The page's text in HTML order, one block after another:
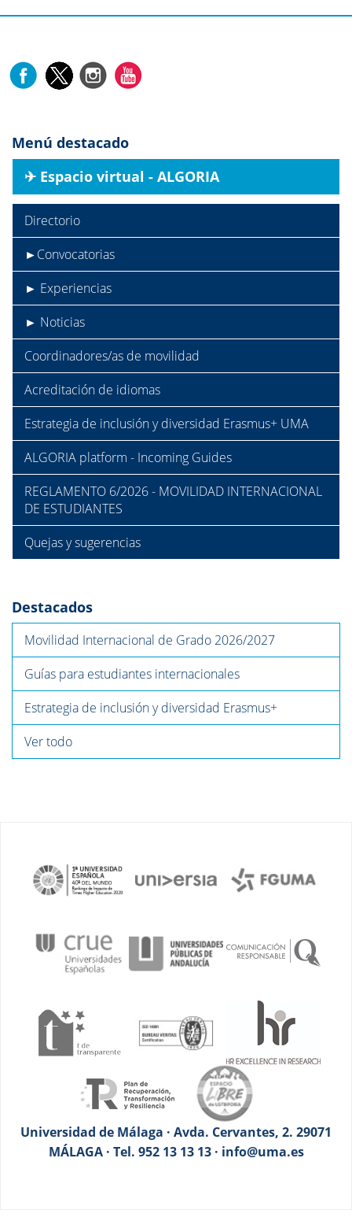
Menú destacado
✈︎ Espacio virtual - ALGORIA
Directorio
►Convocatorias
► Experiencias
► Noticias
Coordinadores/as de movilidad
Acreditación de idiomas
Estrategia de inclusión y diversidad Erasmus+ UMA
ALGORIA platform - Incoming Guides
REGLAMENTO 6/2026 - MOVILIDAD INTERNACIONAL
DE ESTUDIANTES
Quejas y sugerencias
Destacados
Movilidad Internacional de Grado 2026/2027
Guías para estudiantes internacionales
Estrategia de inclusión y diversidad Erasmus+
Ver todo
Universidad de Málaga · Avda. Cervantes, 2. 29071
MÁLAGA · Tel. 952 13 13 13 · info@uma.es